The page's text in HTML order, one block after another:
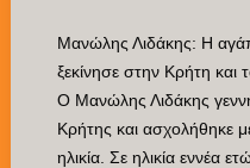
Μανώλης Λιδάκης: Η
ξεκίνησε στην Κρήτη και
Ο Μανώλης Λιδάκης
Κρήτης και ασχολήθηκε
ηλικία. Σε ηλικία εννέα